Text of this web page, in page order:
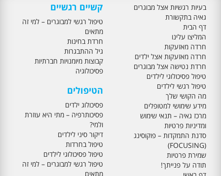
בעיות רגשיות אצל מבוגרים
גאיה בתקשורת
דף הבית
המליצו עלינו
חרדה מאזעקות
חרדה מאזעקות אצל ילדים
חרדת נטישה אצל מבוגרים
טיפול פסיכולוגי לילדים
טיפול רגשי לילדים
מה הקושי שלך
מידע שימושי למטופלים
מרכז גאיה – תנאי שימוש
ומדיניות פרטיות
סדנת התמקדות – פוקוסינג
(FOCUSING)
שמירת פרטיות
תודה על פנייתך!
קשיים רגשיים
טיפול רגשי למבוגרים – למי זה
מתאים
חרדת בחינות
גיל ההתבגרות
קבוצות מיומנויות חברתיות
פסיכולוגיה
הטיפולים
פסיכולוג ילדים
פסיכותרפיה – מתי היא עוזרת
ולמי?
דיקור סיני לילדים
טיפול בחרדות
טיפול פסיכולוגי לילדים
טיפול רגשי למבוגרים – למי זה
מתאים